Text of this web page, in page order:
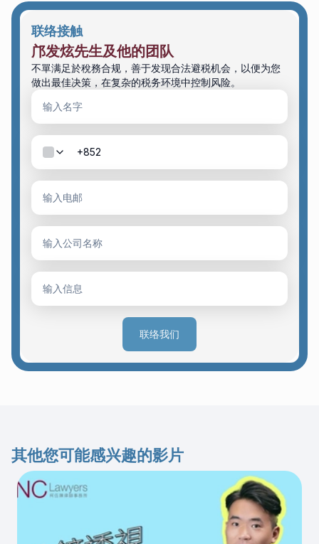
联络接触
邝发炫先生及他的团队
不單满足於稅務合规，善于发现合法避税机会，以便为您
做出最佳决策，在复杂的税务环境中控制风险。
联络我们
其他您可能感兴趣的影片